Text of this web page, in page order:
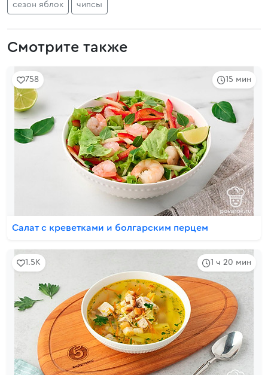
сезон яблок чипсы
Смотрите также
15 мин
758
Салат с креветками и болгарским перцем
1 ч 20 мин
1.5K